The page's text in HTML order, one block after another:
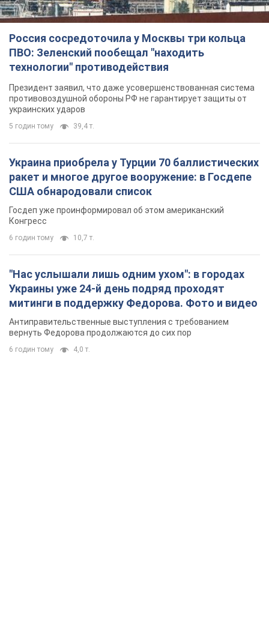
Россия сосредоточила у Москвы три кольца
ПВО: Зеленский пообещал "находить
технологии" противодействия
Президент заявил, что даже усовершенствованная система
противовоздушной обороны РФ не гарантирует защиты от
украинских ударов
5 годин тому 39,4 т.
Украина приобрела у Турции 70 баллистических
ракет и многое другое вооружение: в Госдепе
США обнародовали список
Госдеп уже проинформировал об этом американский
Конгресс
6 годин тому 10,7 т.
"Нас услышали лишь одним ухом": в городах
Украины уже 24-й день подряд проходят
митинги в поддержку Федорова. Фото и видео
Антиправительственные выступления с требованием
вернуть Федорова продолжаются до сих пор
6 годин тому 4,0 т.